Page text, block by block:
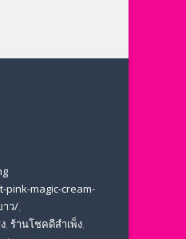
magic-cream-
าว/,
, ร้านโชคดีสำเพ็ง,